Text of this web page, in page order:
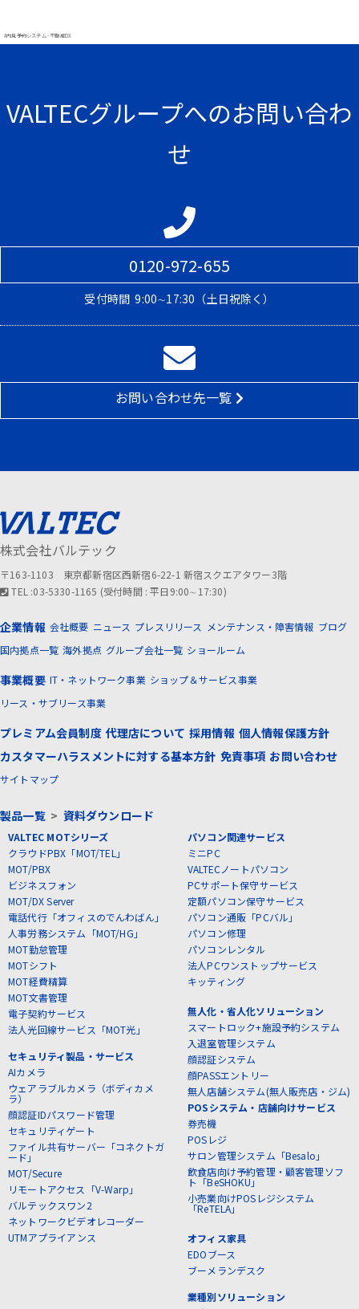
#内見予約システム - 不動産DX
VALTECグループへのお問い合わ
せ
0120-972-655
受付時間 9:00∼17:30（土日祝除く）
お問い合わせ先一覧
株式会社バルテック
〒163-1103 東京都新宿区西新宿6-22-1 新宿スクエアタワー3階
TEL :03-5330-1165 (受付時間 : 平日9:00∼17:30)
企業情報 会社概要 ニュース プレスリリース メンテナンス・障害情報 ブログ
国内拠点一覧 海外拠点 グループ会社一覧 ショールーム
事業概要 IT・ネットワーク事業 ショップ＆サービス事業
リース・サブリース事業
プレミアム会員制度 代理店について 採用情報 個人情報保護方針
カスタマーハラスメントに対する基本方針 免責事項 お問い合わせ
サイトマップ
製品一覧> 資料ダウンロード
VALTEC MOTシリーズ
クラウドPBX「MOT/TEL」
MOT/PBX
ビジネスフォン
MOT/DX Server
電話代行「オフィスのでんわばん」
人事労務システム「MOT/HG」
MOT勤怠管理
MOTシフト
MOT経費精算
MOT文書管理
電子契約サービス
法人光回線サービス「MOT光」
セキュリティ製品・サービス
AIカメラ
ウェアラブルカメラ（ボディカメ
ラ）
顔認証IDパスワード管理
セキュリティゲート
ファイル共有サーバー「コネクトガ
ード」
MOT/Secure
リモートアクセス「V-Warp」
バルテックスワン2
ネットワークビデオレコーダー
UTMアプライアンス
パソコン関連サービス
ミニPC
VALTECノートパソコン
PCサポート保守サービス
定額パソコン保守サービス
パソコン通販「PCバル」
パソコン修理
パソコンレンタル
法人PCワンストップサービス
キッティング
無人化・省人化ソリューション
スマートロック+施設予約システム
入退室管理システム
顔認証システム
顔PASSエントリー
無人店舗システム(無人販売店・ジム)
POSシステム・店舗向けサービス
券売機
POSレジ
サロン管理システム「Besalo」
飲食店向け予約管理・顧客管理ソフ
ト「BeSHOKU」
小売業向けPOSレジシステム
「ReTELA」
オフィス家具
EDOブース
ブーメランデスク
業種別ソリューション